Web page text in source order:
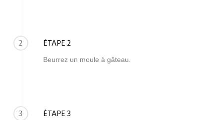
2 ÉTAPE 2
Beurrez un moule à gâteau.
3 ÉTAPE 3